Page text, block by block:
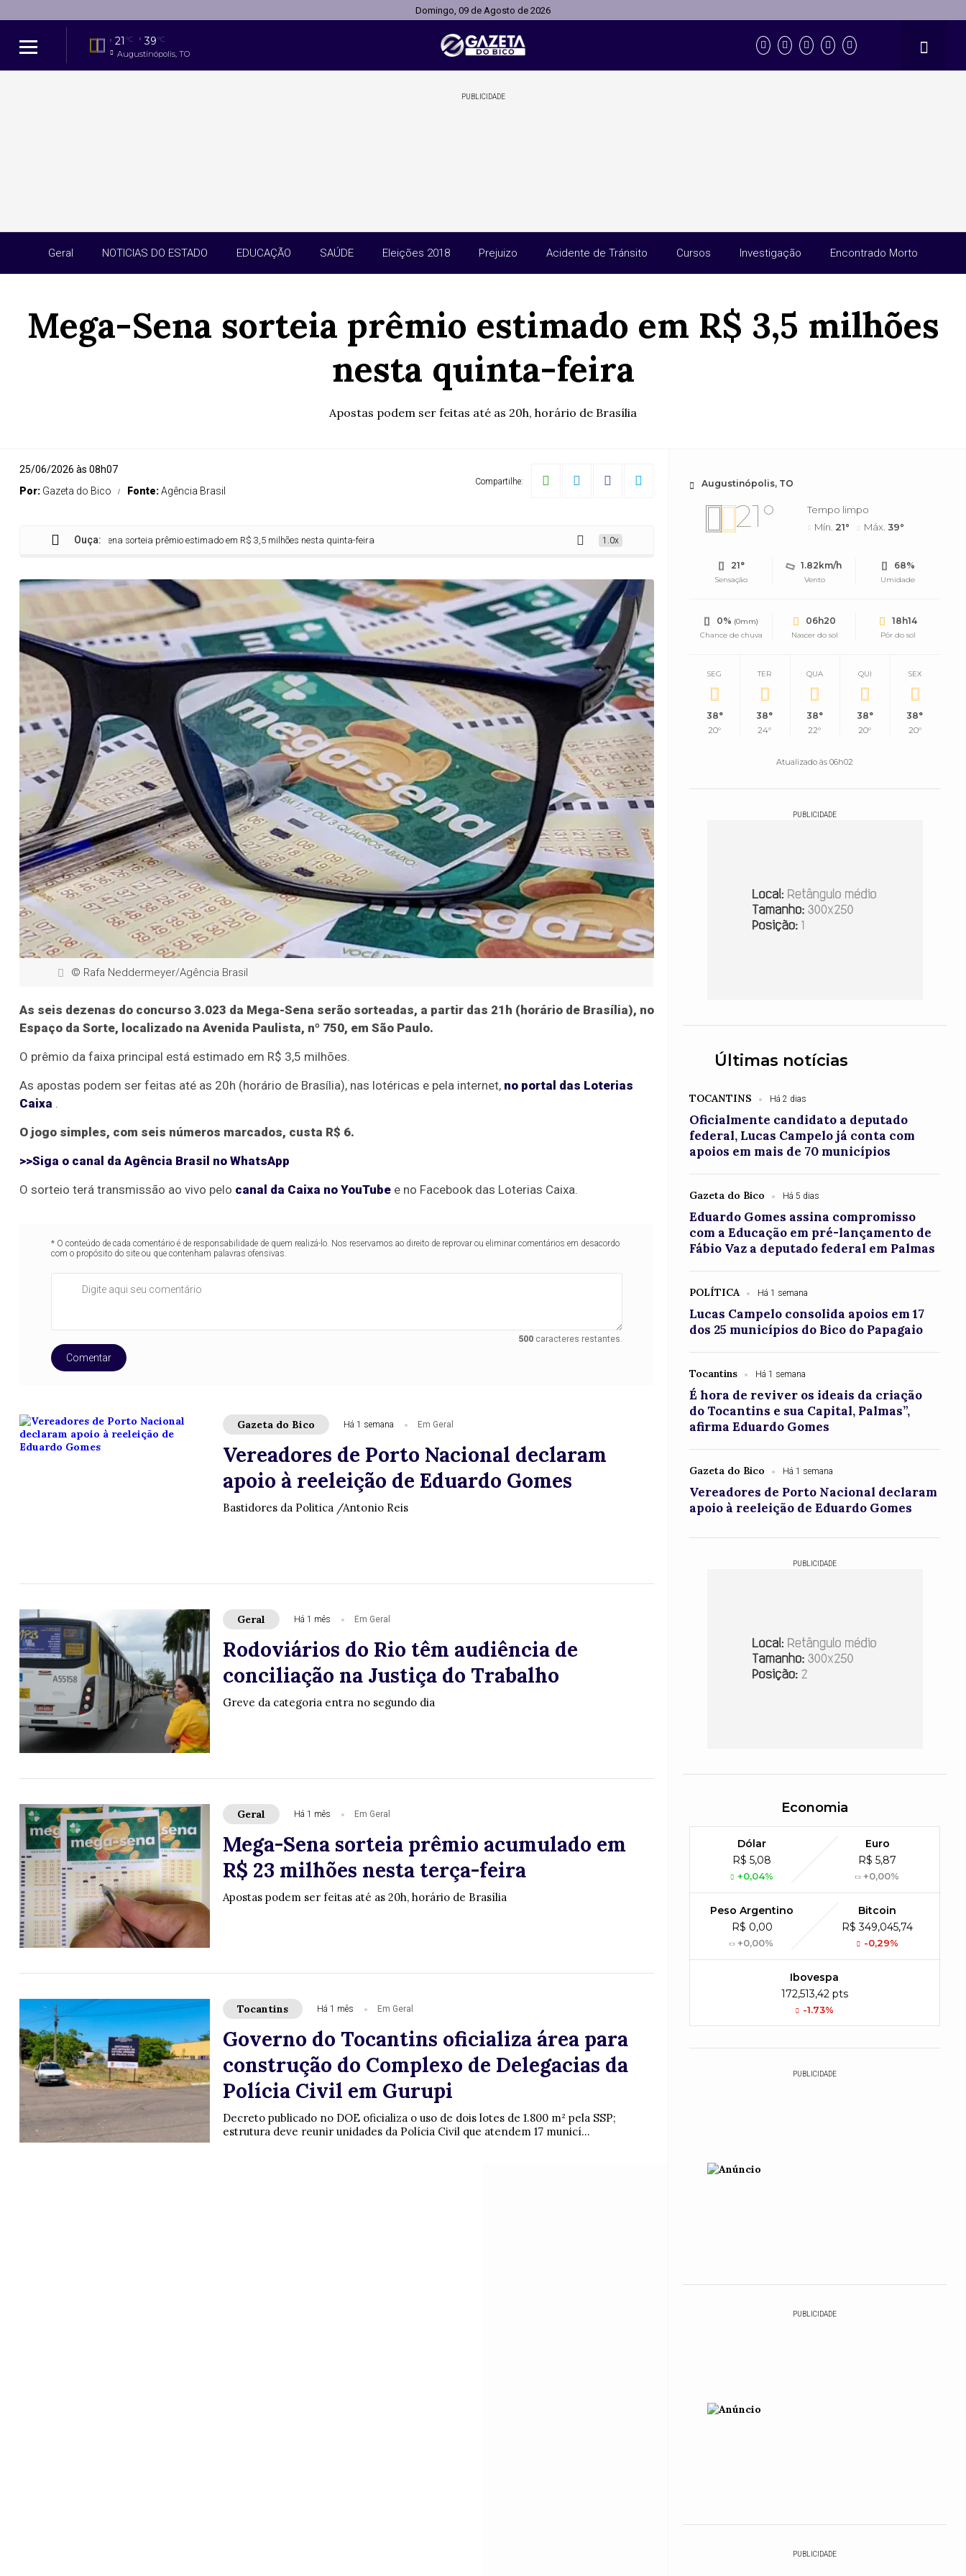
Domingo, 09 de Agosto de 2026
21 °C 39°C
Augustinópolis, TO
PUBLICIDADE
Geral NOTICIAS DO ESTADO EDUCAÇÃO SAÚDE Eleições 2018 Prejuizo Acidente de Tránsito Cursos Investigação Encontrado Morto
Mega-Sena sorteia prêmio estimado em R$ 3,5 milhões
nesta quinta-feira
Apostas podem ser feitas até as 20h, horário de Brasília
25/06/2026 às 08h07
Por: Gazeta do Bico Fonte:Agência Brasil
Compartilhe:
Ouça:
Mega-Sena sorteia prêmio estimado em R$ 3,5 milhões nesta quinta-feira 1.0x
© Rafa Neddermeyer/Agência Brasil
As seis dezenas do concurso 3.023 da Mega-Sena serão sorteadas, a partir das 21h (horário de Brasília), no
Espaço da Sorte, localizado na Avenida Paulista, nº 750, em São Paulo.
O prêmio da faixa principal está estimado em R$ 3,5 milhões.
As apostas podem ser feitas até as 20h (horário de Brasília), nas lotéricas e pela internet, no portal das Loterias
Caixa .
O jogo simples, com seis números marcados, custa R$ 6.
>>Siga o canal da Agência Brasil no WhatsApp
O sorteio terá transmissão ao vivo pelo canal da Caixa no YouTube e no Facebook das Loterias Caixa.
* O conteúdo de cada comentário é de responsabilidade de quem realizá-lo. Nos reservamos ao direito de reprovar ou eliminar comentários em desacordo
com o propósito do site ou que contenham palavras ofensivas.
500caracteres restantes.
Comentar
Gazeta do Bico Há 1 semana Em Geral
Vereadores de Porto Nacional declaram
apoio à reeleição de Eduardo Gomes
Bastidores da Politica /Antonio Reis
Geral Há 1 mês Em Geral
Rodoviários do Rio têm audiência de
conciliação na Justiça do Trabalho
Greve da categoria entra no segundo dia
Geral Há 1 mês Em Geral
Mega-Sena sorteia prêmio acumulado em
R$ 23 milhões nesta terça-feira
Apostas podem ser feitas até as 20h, horário de Brasília
Tocantins Há 1 mês Em Geral
Governo do Tocantins oficializa área para
construção do Complexo de Delegacias da
Polícia Civil em Gurupi
Decreto publicado no DOE oficializa o uso de dois lotes de 1.800 m² pela SSP;
estrutura deve reunir unidades da Polícia Civil que atendem 17 municí...
Augustinópolis, TO
21°
Tempo limpo
Mín. 21° Máx.39°
21°
Sensação
1.82km/h
Vento
68%
Umidade
0% (0mm)
Chance de chuva
06h20
Nascer do sol
18h14
Pôr do sol
SEG
38°
20°
TER
38°
24°
QUA
38°
22°
QUI
38°
20°
SEX
38°
20°
Atualizado às 06h02
PUBLICIDADE
Últimas notícias
TOCANTINS Há 2 dias
Oficialmente candidato a deputado
federal, Lucas Campelo já conta com
apoios em mais de 70 municípios
Gazeta do Bico Há 5 dias
Eduardo Gomes assina compromisso
com a Educação em pré-lançamento de
Fábio Vaz a deputado federal em Palmas
POLÍTICA Há 1 semana
Lucas Campelo consolida apoios em 17
dos 25 municípios do Bico do Papagaio
Tocantins Há 1 semana
É hora de reviver os ideais da criação
do Tocantins e sua Capital, Palmas”,
afirma Eduardo Gomes
Gazeta do Bico Há 1 semana
Vereadores de Porto Nacional declaram
apoio à reeleição de Eduardo Gomes
PUBLICIDADE
Economia
Dólar
R$ 5,08
+0,04%
Euro
R$ 5,87
+0,00%
Peso Argentino
R$ 0,00
+0,00%
Bitcoin
R$ 349,045,74
-0,29%
Ibovespa
172,513,42 pts
-1.73%
PUBLICIDADE
PUBLICIDADE
PUBLICIDADE